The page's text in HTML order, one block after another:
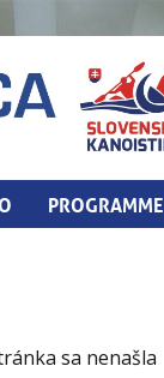
PROGRAMME
sa nenašla